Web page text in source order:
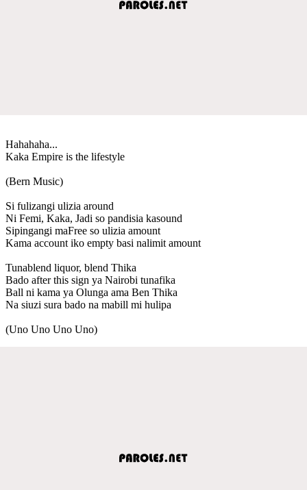
Hahahaha...
Kaka Empire is the lifestyle
(Bern Music)
Si fulizangi ulizia around
Ni Femi, Kaka, Jadi so pandisia kasound
Sipingangi maFree so ulizia amount
Kama account iko empty basi nalimit amount
Tunablend liquor, blend Thika
Bado after this sign ya Nairobi tunafika
Ball ni kama ya Olunga ama Ben Thika
Na siuzi sura bado na mabill mi hulipa
(Uno Uno Uno Uno)